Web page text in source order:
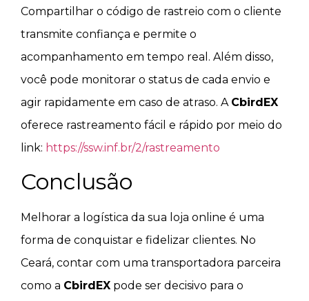
Compartilhar o código de rastreio com o cliente
transmite confiança e permite o
acompanhamento em tempo real. Além disso,
você pode monitorar o status de cada envio e
agir rapidamente em caso de atraso. A CbirdEX
oferece rastreamento fácil e rápido por meio do
link: https://ssw.inf.br/2/rastreamento
Conclusão
Melhorar a logística da sua loja online é uma
forma de conquistar e fidelizar clientes. No
Ceará, contar com uma transportadora parceira
como a CbirdEX pode ser decisivo para o